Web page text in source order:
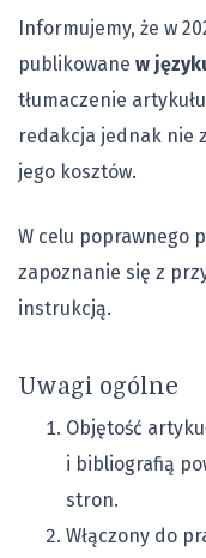
Informujemy, że w
publikowane w
tłumaczenie
redakcja jednak nie
jego kosztów.
W celu poprawnego
zapoznanie się z
instrukcją.
Uwagi ogólne
Objętość
i bibliografią
stron.
Włączony do